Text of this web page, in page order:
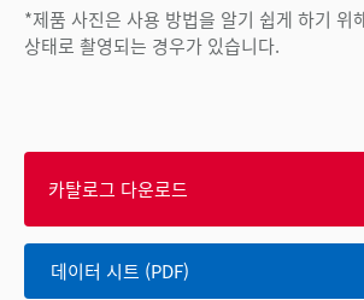
*제품 사진은 사용 방법을 알기 쉽게 하기 위
상태로 촬영되는 경우가 있습니다.
카탈로그 다운로드
데이터 시트 (PDF)